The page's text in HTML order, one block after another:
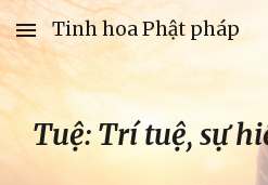
Skip to main content
Tinh hoa Phật pháp
Tuệ: Trí tuệ, sự